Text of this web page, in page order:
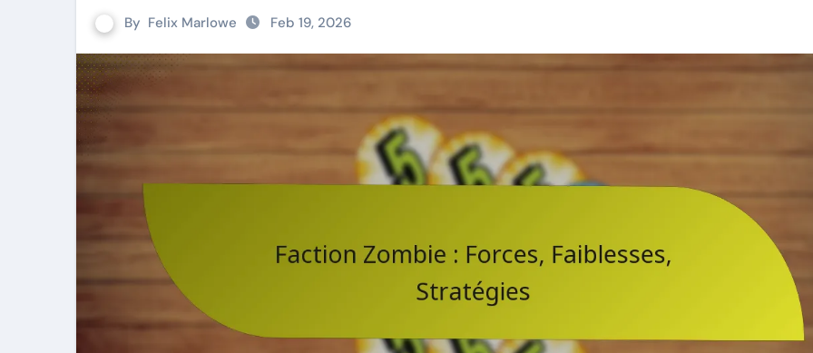
By Felix Marlowe Feb 19, 2026